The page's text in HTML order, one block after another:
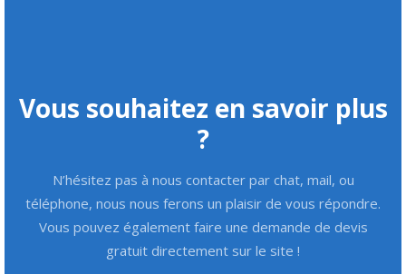
Vous souhaitez en savoir plus
?
N’hésitez pas à nous contacter par chat, mail, ou
téléphone, nous nous ferons un plaisir de vous répondre.
Vous pouvez également faire une demande de devis
gratuit directement sur le site !